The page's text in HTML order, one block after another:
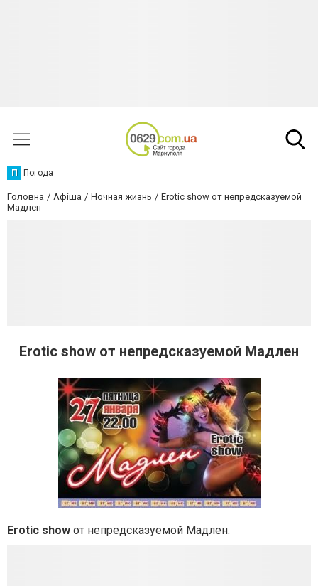
П Погода
Головна Афіша Ночная жизнь
Erotic show от непредсказуемой
Мадлен
Erotic show от непредсказуемой Мадлен
Erotic show от непредсказуемой Мадлен.